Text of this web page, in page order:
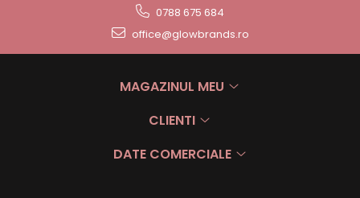
0788 675 684
office@glowbrands.ro
MAGAZINUL MEU
CLIENTI
DATE COMERCIALE